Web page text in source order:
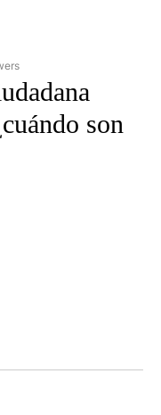
SPANISH" TO RECEIVE
son